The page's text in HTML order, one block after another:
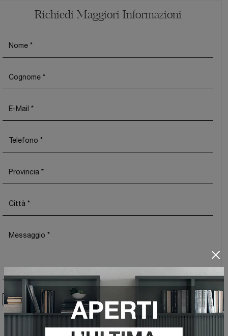
Richiedi Maggiori Informazioni
Ho preso visione della Privacy Policy
Invia